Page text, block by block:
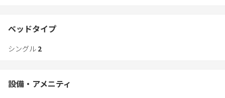
が庁舎）・サッポロビール博物館ビール園・大通公園・札幌テレ
※乳幼児連れの宿泊はご遠慮ください。ご理解の程お願いいたし
※マンションの一室宿泊営業のため24時間の常駐はしていませ
ベッドタイプ
シングル 2
設備・アメニティ